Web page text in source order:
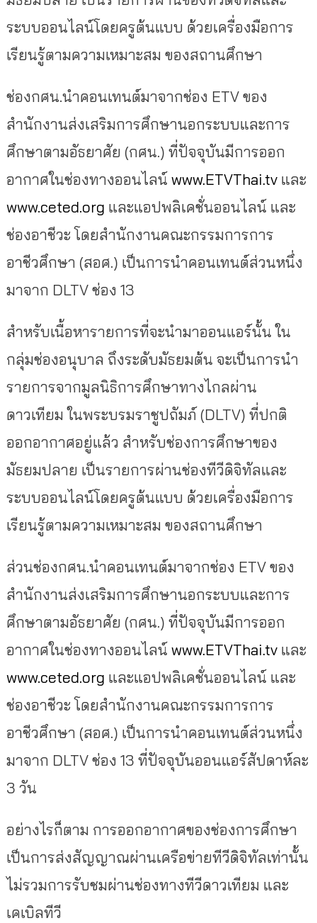
ระบบออนไลน์โดยครูต้นแบบ ด้วยเครื่องมือการ
เรียนรู้ตามความเหมาะสม ของสถานศึกษา
ช่องกศน.นำคอนเทนต์มาจากช่อง ETV ของ
สำนักงานส่งเสริมการศึกษานอกระบบและการ
ศึกษาตามอัธยาศัย (กศน.) ที่ปัจจุบันมีการออก
อากาศในช่องทางออนไลน์ www.ETVThai.tv และ
www.ceted.org และแอปพลิเคชั่นออนไลน์ และ
ช่องอาชีวะ โดยสำนักงานคณะกรรมการการ
อาชีวศึกษา (สอศ.) เป็นการนำคอนเทนต์ส่วนหนึ่ง
มาจาก DLTV ช่อง 13
สำหรับเนื้อหารายการที่จะนำมาออนแอร์นั้น ใน
กลุ่มช่องอนุบาล ถึงระดับมัธยมต้น จะเป็นการนำ
รายการจากมูลนิธิการศึกษาทางไกลผ่าน
ดาวเทียม ในพระบรมราชูปถัมภ์ (DLTV) ที่ปกติ
ออกอากาศอยู่แล้ว สำหรับช่องการศึกษาของ
มัธยมปลาย เป็นรายการผ่านช่องทีวีดิจิทัลและ
ระบบออนไลน์โดยครูต้นแบบ ด้วยเครื่องมือการ
เรียนรู้ตามความเหมาะสม ของสถานศึกษา
ส่วนช่องกศน.นำคอนเทนต์มาจากช่อง ETV ของ
สำนักงานส่งเสริมการศึกษานอกระบบและการ
ศึกษาตามอัธยาศัย (กศน.) ที่ปัจจุบันมีการออก
อากาศในช่องทางออนไลน์ www.ETVThai.tvและ
www.ceted.org และแอปพลิเคชั่นออนไลน์ และ
ช่องอาชีวะ โดยสำนักงานคณะกรรมการการ
อาชีวศึกษา (สอศ.) เป็นการนำคอนเทนต์ส่วนหนึ่ง
มาจาก DLTV ช่อง 13 ที่ปัจจุบันออนแอร์สัปดาห์ละ
3 วัน
อย่างไรก็ตาม การออกอากาศของช่องการศึกษา
เป็นการส่งสัญญาณผ่านเครือข่ายทีวีดิจิทัลเท่านั้น
ไม่รวมการรับชมผ่านช่องทางทีวีดาวเทียม และ
เคเบิลทีวี